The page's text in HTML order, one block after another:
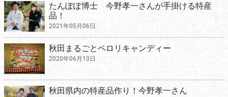
たんぽぽ博士 今野孝一さんが手掛ける特産
品！
2021年05月06日
秋田まるごとペロリキャンディー
2020年06月10日
秋田県内の特産品作り！今野孝一さん